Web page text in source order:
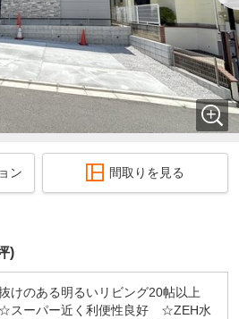
ン 間取りを見る
)
けのある明るいリビング20帖以上
ーパー近く利便性良好 ☆ZEH水